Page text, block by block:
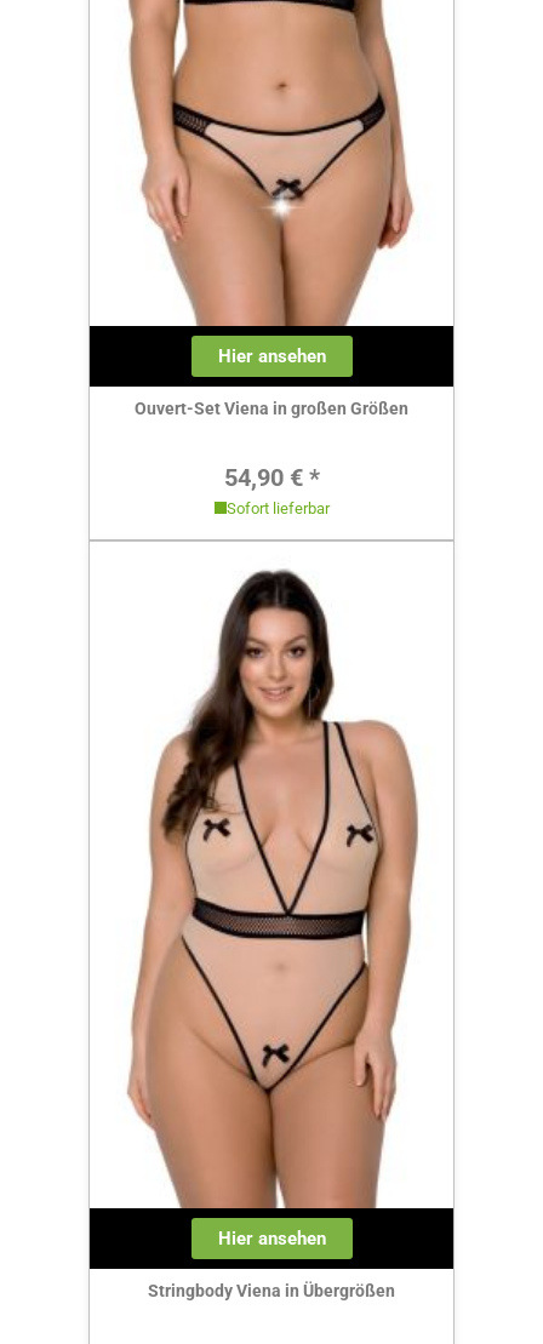
Hier ansehen
Ouvert-Set Viena in großen Größen
Regulärer Preis:
54,90 € *
Sofort lieferbar
Hier ansehen
Stringbody Viena in Übergrößen